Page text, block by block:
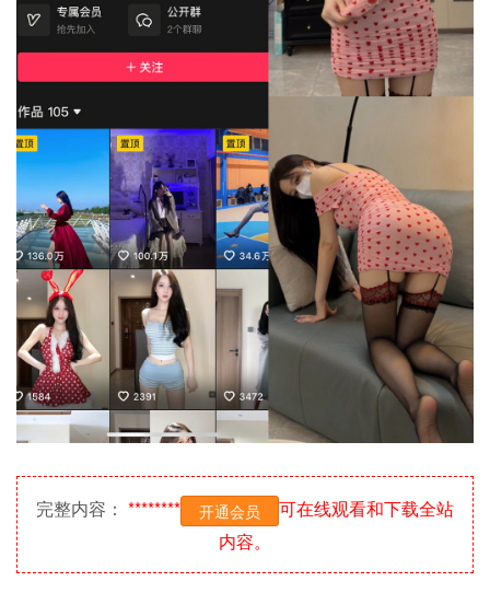
完整内容： ******** 开通会员
可在线观看和下载全站
内容。